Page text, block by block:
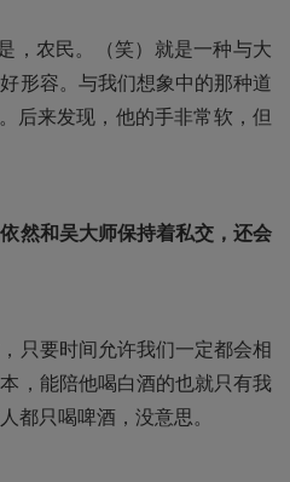
，农民。（笑）就是一种与大
形容。与我们想象中的那种道
后来发现，他的手非常软，但
然和吴大师保持着私交，还会
只要时间允许我们一定都会相
，能陪他喝白酒的也就只有我
都只喝啤酒，没意思。